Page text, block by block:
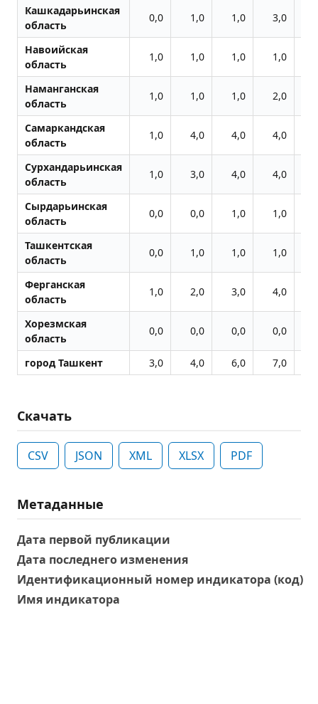
Кашкадарьинская
область
0,0 1,0 1,0 3,0
Навоийская
область
1,0 1,0 1,0 1,0
Наманганская
область
1,0 1,0 1,0 2,0
Самаркандская
область
1,0 4,0 4,0 4,0
Сурхандарьинская
область
1,0 3,0 4,0 4,0
Сырдарьинская
область
0,0 0,0 1,0 1,0
Ташкентская
область
0,0 1,0 1,0 1,0
Ферганская
область
1,0 2,0 3,0 4,0
Хорезмская
область
0,0 0,0 0,0 0,0
город Ташкент 3,0 4,0 6,0 7,0
Скачать
CSV JSON XML XLSX PDF
Метаданные
Дата первой публикации
Дата последнего изменения
Идентификационный номер индикатора (код)
Имя индикатора